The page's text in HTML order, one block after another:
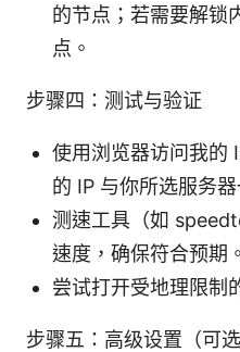
的节点；若需要解锁
点。
步骤四：测试与验证
使用浏览器访问我的
的 IP 与你所选服务器
测速工具（如
速度，确保符合预期。
尝试打开受地理限制
步骤五：高级设置（可选